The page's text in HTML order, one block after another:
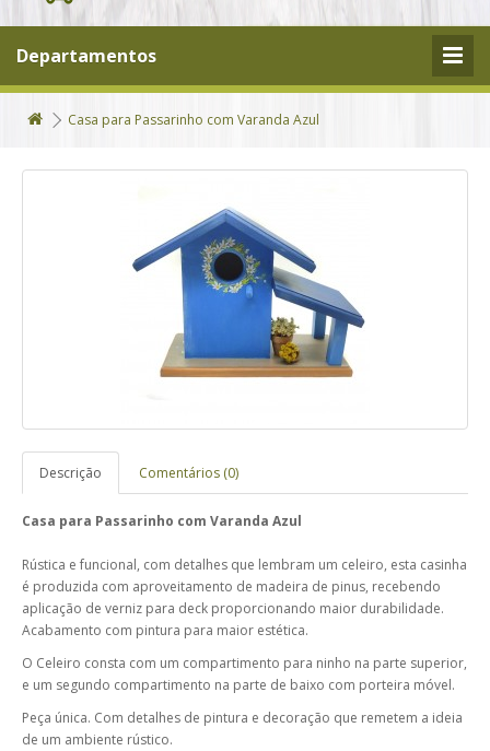
Departamentos
Casa para Passarinho com Varanda Azul
Descrição Comentários (0)
Casa para Passarinho com Varanda Azul
Rústica e funcional, com detalhes que lembram um celeiro, esta casinha
é produzida com aproveitamento de madeira de pinus, recebendo
aplicação de verniz para deck proporcionando maior durabilidade.
Acabamento com pintura para maior estética.
O Celeiro consta com um compartimento para ninho na parte superior,
e um segundo compartimento na parte de baixo com porteira móvel.
Peça única. Com detalhes de pintura e decoração que remetem a ideia
de um ambiente rústico.